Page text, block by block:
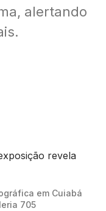
alertando
em Cuiabá
705